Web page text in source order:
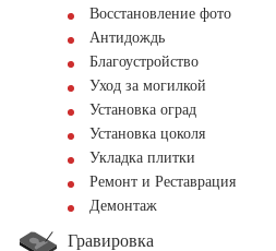
Восстановление фото
Антидождь
Благоустройство
Уход за могилкой
Установка оград
Установка цоколя
Укладка плитки
Ремонт и Реставрация
Демонтаж
Гравировка